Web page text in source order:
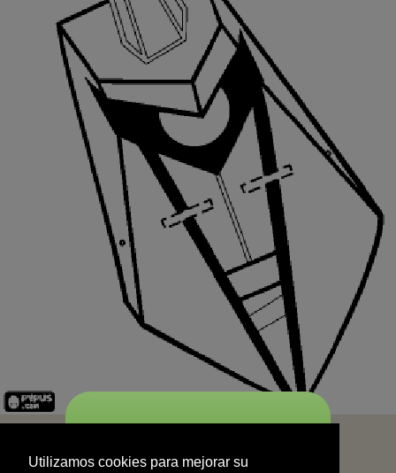
experiencia de navegación y no se
Utilizamos cookies para mejorar su
START